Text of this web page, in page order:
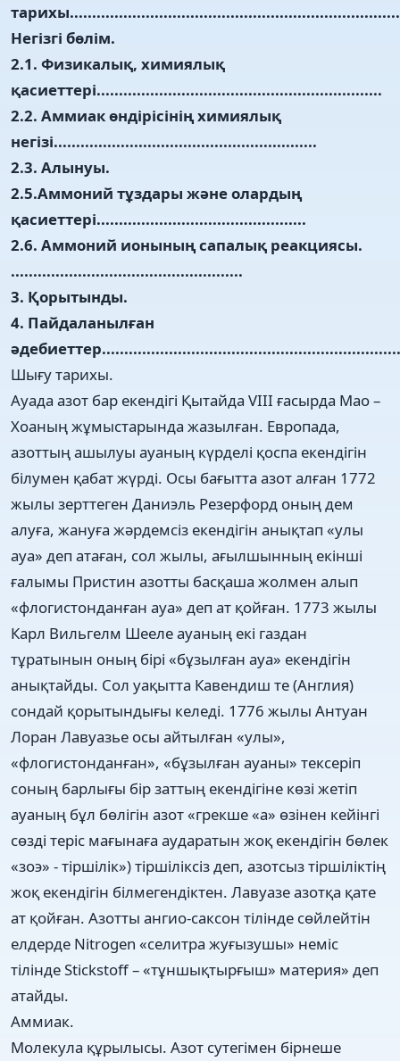
Негізгі бөлім.
2.1. Физикалық, химиялық
қасиеттері................................................................
2.2. Аммиак өндірісінің химиялық
негізі...........................................................
2.3. Алынуы.
2.5.Аммоний тұздары және олардың
қасиеттері...............................................
2.6. Аммоний ионының сапалық реакциясы.
....................................................
3. Қорытынды.
4. Пайдаланылған
Шығу тарихы.
Ауада азот бар екендігі Қытайда VIII ғасырда Мао –
Хоаның жұмыстарында жазылған. Европада,
азоттың ашылуы ауаның күрделі қоспа екендігін
білумен қабат жүрді. Осы бағытта азот алған 1772
жылы зерттеген Даниэль Резерфорд оның дем
алуға, жануға жәрдемсіз екендігін анықтап «улы
ауа» деп атаған, сол жылы, ағылшынның екінші
ғалымы Пристин азотты басқаша жолмен алып
«флогистонданған ауа» деп ат қойған. 1773 жылы
Карл Вильгелм Шееле ауаның екі газдан
тұратынын оның бірі «бұзылған ауа» екендігін
анықтайды. Сол уақытта Кавендиш те (Англия)
сондай қорытындығы келеді. 1776 жылы Антуан
Лоран Лавуазье осы айтылған «улы»,
«флогистонданған», «бұзылған ауаны» тексеріп
соның барлығы бір заттың екендігіне көзі жетіп
ауаның бұл бөлігін азот «грекше «а» өзінен кейінгі
сөзді теріс мағынаға аударатын жоқ екендігін бөлек
«зоэ» - тіршілік») тіршіліксіз деп, азотсыз тіршіліктің
жоқ екендігін білмегендіктен. Лавуазе азотқа қате
ат қойған. Азотты ангио-саксон тілінде сөйлейтін
елдерде Nitrogen «селитра жуғызушы» неміс
тілінде Stickstoff – «тұншықтырғыш» материя» деп
атайды.
Аммиак.
Молекула құрылысы. Азот сутегімен бірнеше